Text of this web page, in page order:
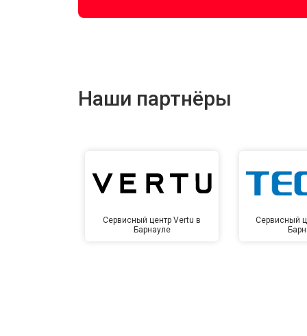
Наши партнёры
Сервисный центр Vertu в
Барнауле
Сервисный